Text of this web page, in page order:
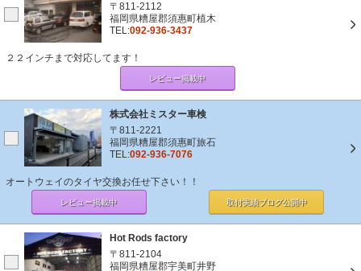
〒811-2112
福岡県糟屋郡須惠町植木
TEL:092-936-3437
２２インチまで対応してます！
レビュー掲載中
株式会社ミスター車検
〒811-2221
福岡県糟屋郡須惠町旅石
TEL:092-936-7076
オートウェイのタイヤ交換お任せ下さい！！
レビュー掲載中 取付実績ブログ公開中
Hot Rods factory
〒811-2104
福岡県糟屋郡宇美町井野